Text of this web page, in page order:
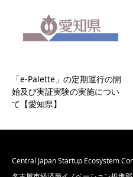
「e-Palette」の定期運行の開
始及び実証実験の実施につい
て【愛知県】
Central Japan Startup Ecosystem